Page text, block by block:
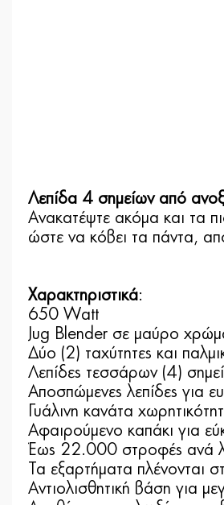
Λεπίδα 4 σημείων από
Ανακατέψτε ακόμα και τα
ώστε να κόβει τα πάντα,
Χαρακτηριστικά:
650 Watt
Jug Blender σε μαύρο
Δύο (2) ταχύτητες και
Λεπίδες τεσσάρων (4)
Αποσπώμενες λεπίδες για
Γυάλινη κανάτα
Αφαιρούμενο καπάκι για
Έως 22.000 στροφές ανά
Τα εξαρτήματα πλένονται
Αντιολισθητική βάση για